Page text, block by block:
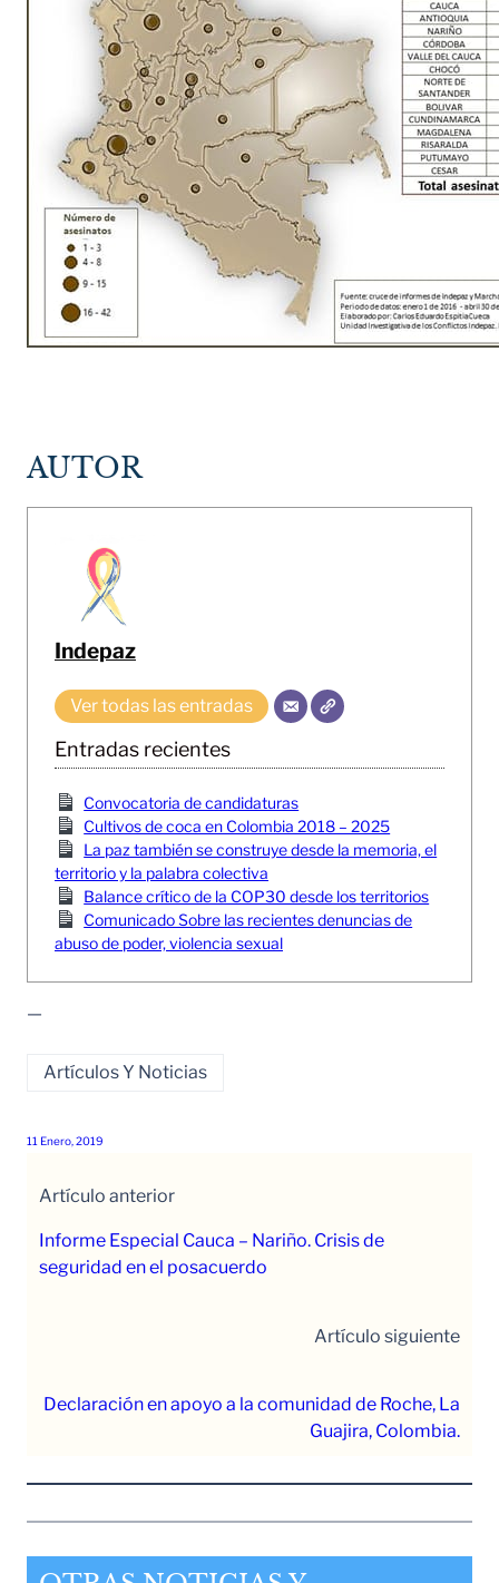
AUTOR
Indepaz
Ver todas las entradas
Entradas recientes
Convocatoria de candidaturas
Cultivos de coca en Colombia 2018 – 2025
La paz también se construye desde la memoria, el
territorio y la palabra colectiva
Balance crítico de la COP30 desde los territorios
Comunicado Sobre las recientes denuncias de
abuso de poder, violencia sexual
—
Artículos Y Noticias
11 Enero, 2019
Artículo anterior
Informe Especial Cauca – Nariño. Crisis de
seguridad en el posacuerdo
Artículo siguiente
Declaración en apoyo a la comunidad de Roche, La
Guajira, Colombia.